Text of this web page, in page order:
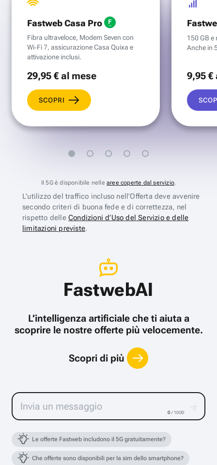
Fastweb Casa Pro
Fibra ultraveloce, Modem Seven con
Wi‑Fi 7, assicurazione Casa Quixa e
attivazione inclusi.
29,95 €al mese
SCOPRI
150 GB e
Anche in
9,95 €
Il 5G è disponibile nelle aree coperte dal servizio.
L’utilizzo del traffico incluso nell’Offerta deve avvenire
secondo criteri di buona fede e di correttezza, nel
rispetto delle Condizioni d’Uso del Servizio e delle
limitazioni previste.
FastwebAI
L’intelligenza artificiale che ti aiuta a
scoprire le nostre offerte più velocemente.
Scopri di più
0 / 1000
Le offerte Fastweb includono il 5G gratuitamente?
Che offerte sono disponibili per la sim dello smartphone?